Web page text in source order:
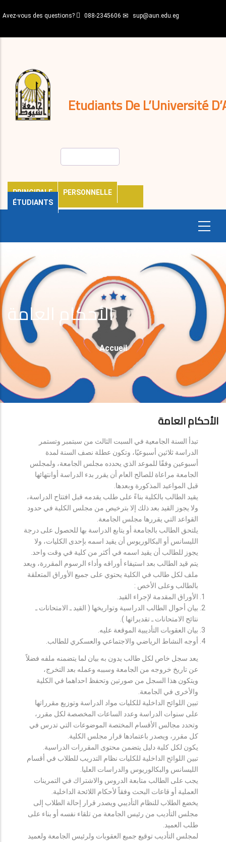
au
principal
Avez-vous des questions? 088-2345606 sup@aun.edu.eg
Etudiants De L’Université
PRINCIPALE
PERSONNELLE
ÉTUDIANTS
décisions
Expatriés
Journal
الأحكام العامة
Fil
D'Ariane
Accueil
الأحكام العامة
تبدأ السنة الجامعية في السبت الثالث من سبتمبر وتستمر
الدراسة ثلاثين أسبوعيًا، وتكون عطلة نصف السنة لمدة
أسبوعين وفقًا للموعد الذي يحدده مجلس الجامعة، ولمجلس
الجامعة مراعاة للصالح العام أن يقرر بدء الدراسة أوانتهائها
قبل المواعيد المذكورة وبعدها.
يقيد الطالب بالكلية بناءً على طلب يقدمه قبل افتتاح الدراسة،
ولا يجوز القيد بعد ذلك إلا بترخيص من مجلس الكلية في حدود
القواعد التي يقررها مجلس الجامعة.
يلتحق الطالب بالجامعة أو يتابع الدراسة بها للحصول على درجة
الليسانس أو البكالوريوس أن يقيد اسمه بإحدى الكليات، ولا
يجوز للطالب أن يقيد اسمه في أكثر من كلية في وقت واحد.
يتم قيد الطالب بعد استيفاء أوراقه وأداء الرسوم المقررة، ويعد
ملف لكل طالب في الكلية يحتوي على جميع الأوراق المتعلقة
بالطالب وعلى الأخص :
الأوراق المقدمة لإجراء القيد.
بيان أحوال الطالب الدراسية وتواريخها ( القيد ـ الامتحانات ـ
نتائح الامتحانات ـ تقديراتها ).
بيان العقوبات التأديبية الموقعة عليه.
أوجه النشاط الرياضي والاجتماعي والعسكري للطالب.
يعد سجل خاص لكل طالب يدون به بيان لما يتضمنه ملفه فضلاً
عن تاريخ خروجه من الجامعة وسببه وعمله بعد التخرج،
ويتكون هذا السجل من صورتين وتحفظ احداهما في الكلية
والأخرى في الجامعة.
تبين اللوائح الداخلية للكليات مواد الدراسة وتوزيع مقرراتها
على سنوات الدراسة وعدد الساعات المخصصة لكل مقرر،
وتحدد مجالس الأقسام المختصة الموضوعات التي تدرس في
كل مقرر، ويصدر باعتمادها قرار مجلس الكلية.
يكون لكل كلية دليل يتضمن محتوى المقررات الدراسية.
تبين اللوائح الداخلية للكليات نظام التدريب للطلاب في أقسام
الليسانس والبكالوريوس والدراسات العليا.
يجب على الطالب متابعة الدروس والاشتراك في التمرينات
العملية أو قاعات البحث وفقاً لأحكام اللائحة الداخلية.
يخضع الطلاب للنظام التأديبي ويصدر قرار إحالة الطلاب إلى
مجلس التأديب من رئيس الجامعة من تلقاء نفسه أو بناء على
طلب العميد.
لمجلس التأديب توقيع جميع العقوبات ولرئيس الجامعة ولعميد